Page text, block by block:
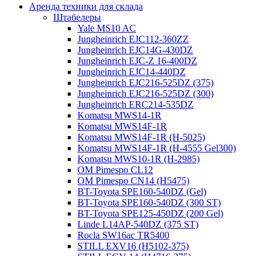
Аренда техники для склада
Штабелеры
Yale MS10 AC
Jungheinrich EJC112-360ZZ
Jungheinrich EJC14G-430DZ
Jungheinrich EJC-Z 16-400DZ
Jungheinrich EJC14-440DZ
Jungheinrich EJC216-525DZ (375)
Jungheinrich EJC216-525DZ (300)
Jungheinrich ERC214-535DZ
Komatsu MWS14-1R
Komatsu MWS14F-1R
Komatsu MWS14F-1R (H-5025)
Komatsu MWS14F-1R (H-4555 Gel300)
Komatsu MWS10-1R (Н-2985)
OM Pimespo CL12
OM Pimespo CN14 (Н5475)
BT-Toyota SPE160-540DZ (Gel)
BT-Toyota SPE160-540DZ (300 ST)
BT-Toyota SPE125-450DZ (200 Gel)
Linde L14AP-540DZ (375 ST)
Rocla SW16ac TR5400
STILL EXV16 (H5102-375)